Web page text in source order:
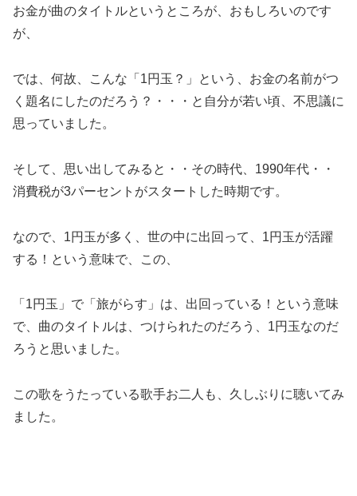
お金が曲のタイトルというところが、おもしろいのです
が、
では、何故、こんな「1円玉？」という、お金の名前がつ
く題名にしたのだろう？・・・と自分が若い頃、不思議に
思っていました。
そして、思い出してみると・・その時代、1990年代・・
消費税が3パーセントがスタートした時期です。
なので、1円玉が多く、世の中に出回って、1円玉が活躍
する！という意味で、この、
「1円玉」で「旅がらす」は、出回っている！という意味
で、曲のタイトルは、つけられたのだろう、1円玉なのだ
ろうと思いました。
この歌をうたっている歌手お二人も、久しぶりに聴いてみ
ました。